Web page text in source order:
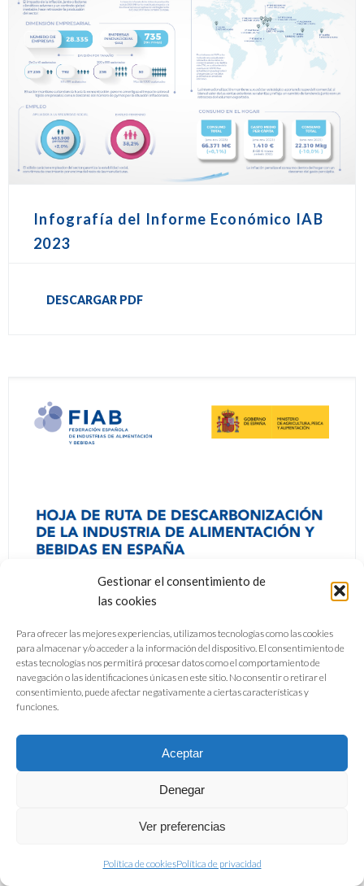
Gestionar el consentimiento de
las cookies
Para ofrecer las mejores experiencias, utilizamos tecnologías como las cookies
para almacenar y/o acceder a la información del dispositivo. El consentimiento de
estas tecnologías nos permitirá procesar datos como el comportamiento de
navegación o las identificaciones únicas en este sitio. No consentir o retirar el
consentimiento, puede afectar negativamente a ciertas características y
funciones.
Aceptar
Denegar
Ver preferencias
Política de cookiesPolítica de privacidad
Infografía del Informe Económico IAB
2023
DESCARGAR PDF